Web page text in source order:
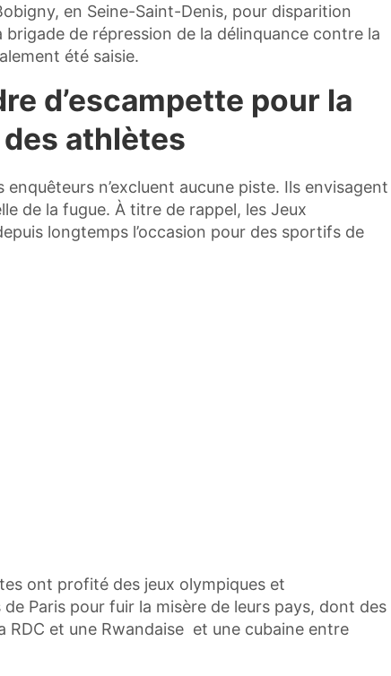
en Seine-Saint-Denis, pour disparition
brigade de répression de la délinquance contre la
été saisie.
d’escampette pour la
athlètes
enquêteurs n’excluent aucune piste. Ils envisagent
de la fugue. À titre de rappel, les Jeux
longtemps l’occasion pour des sportifs de
ont profité des jeux olympiques et
de Paris pour fuir la misère de leurs pays, dont des
RDC et une Rwandaise et une cubaine entre